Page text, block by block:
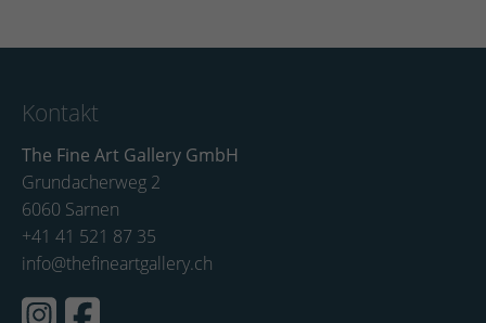
Kontakt
The Fine Art Gallery GmbH
Grundacherweg 2
6060 Sarnen
+41 41 521 87 35
info@thefineartgallery.ch